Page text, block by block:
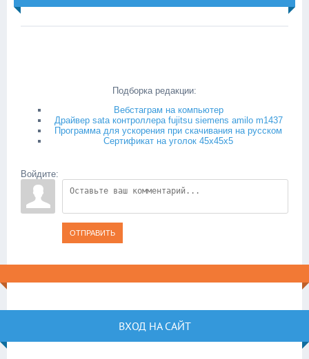
Подборка редакции:
Вебстаграм на компьютер
Драйвер sata контроллера fujitsu siemens amilo m1437
Программа для ускорения при скачивания на русском
Сертификат на уголок 45х45х5
Войдите:
ОТПРАВИТЬ
ВХОД НА САЙТ